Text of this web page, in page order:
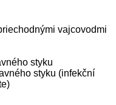
vajcovodmi
styku
styku (infekční